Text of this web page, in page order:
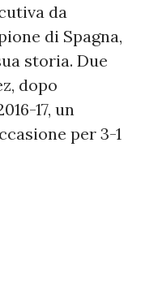
da
di Spagna,
storia. Due
dopo
17, un
per 3-1